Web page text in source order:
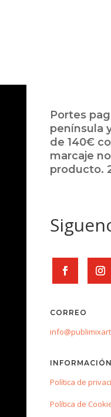
Portes
península
de 140€
marcaje
producto.
CORREO
INFORMACIÓN
Política de
Política de